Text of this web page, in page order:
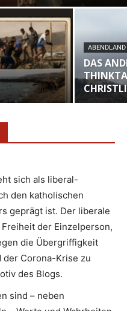
ABENDLAND
DAS
sich als liberal-
den katholischen
geprägt ist. Der liberale
der Einzelperson,
die Übergriffigkeit
der Corona-Krise zu
des Blogs.
sind – neben